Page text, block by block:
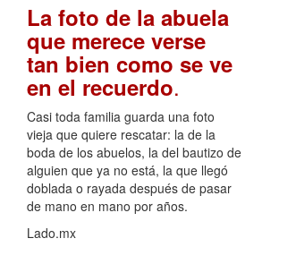
La foto de la abuela
que merece verse
tan bien como se ve
en el recuerdo.
Casi toda familia guarda una foto
vieja que quiere rescatar: la de la
boda de los abuelos, la del bautizo de
alguien que ya no está, la que llegó
doblada o rayada después de pasar
de mano en mano por años.
Lado.mx